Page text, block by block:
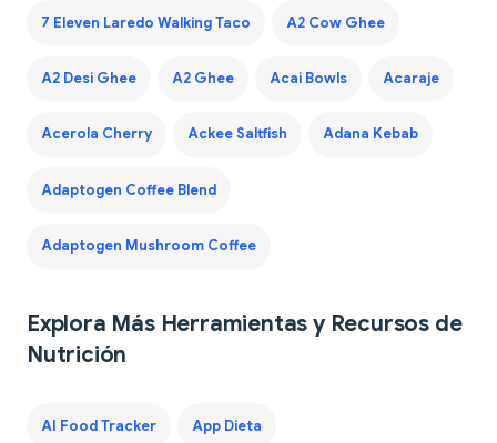
7 Eleven Laredo Walking Taco A2 Cow Ghee
A2 Desi Ghee A2 Ghee Acai Bowls Acaraje
Acerola Cherry Ackee Saltfish Adana Kebab
Adaptogen Coffee Blend
Adaptogen Mushroom Coffee
Explora Más Herramientas y Recursos de
Nutrición
AI Food Tracker App Dieta